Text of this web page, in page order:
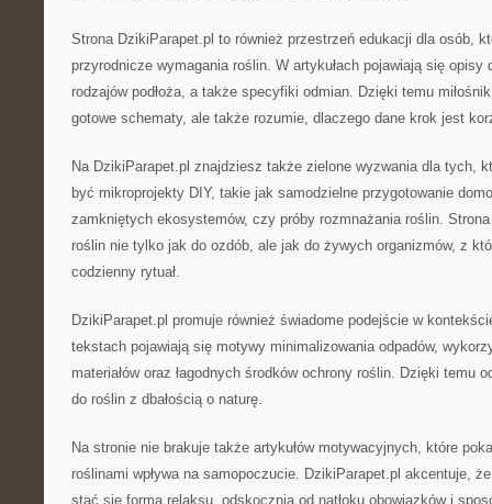
Strona DzikiParapet.pl to również przestrzeń edukacji dla osób,
przyrodnicze wymagania roślin. W artykułach pojawiają się
rodzajów podłoża, a także specyfiki odmian. Dzięki temu
gotowe schematy, ale także rozumie, dlaczego dane krok jest
Na DzikiParapet.pl znajdziesz także zielone wyzwania dla tych,
być mikroprojekty DIY, takie jak samodzielne przygotowanie
zamkniętych ekosystemów, czy próby rozmnażania roślin.
roślin nie tylko jak do ozdób, ale jak do żywych organizmów, z
codzienny rytuał.
DzikiParapet.pl promuje również świadome podejście w
tekstach pojawiają się motywy minimalizowania odpadów,
materiałów oraz łagodnych środków ochrony roślin. Dzięki temu
do roślin z dbałością o naturę.
Na stronie nie brakuje także artykułów motywacyjnych, które
roślinami wpływa na samopoczucie. DzikiParapet.pl akcentuje,
stać się formą relaksu, odskocznią od natłoku obowiązków i